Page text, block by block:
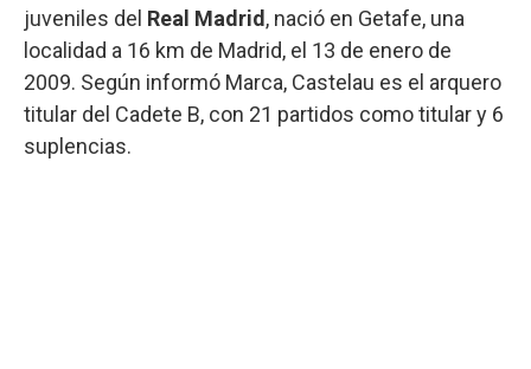
juveniles del Real Madrid , nació en Getafe, una
localidad a 16 km de Madrid, el 13 de enero de
2009. Según informó Marca, Castelau es el arquero
titular del Cadete B, con 21 partidos como titular y 6
suplencias.